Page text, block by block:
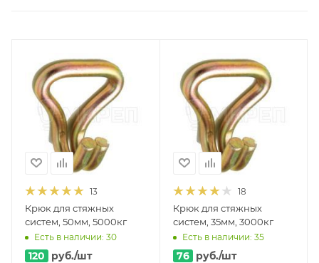
13
Крюк для стяжных
систем, 50мм, 5000кг
Есть в наличии: 30
120 руб./шт
18
Крюк для стяжных
систем, 35мм, 3000кг
Есть в наличии: 35
76 руб./шт